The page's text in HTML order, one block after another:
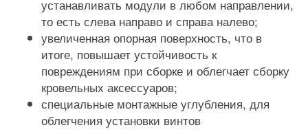
устанавливать модули в любом направлении,
то есть слева направо и справа налево;
увеличенная опорная поверхность, что в
итоге, повышает устойчивость к
повреждениям при сборке и облегчает сборку
кровельных аксессуаров;
специальные монтажные углубления, для
облегчения установки винтов